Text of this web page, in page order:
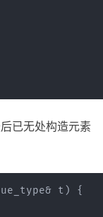
已无处构造元素
& t )
{